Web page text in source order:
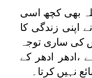
بھی کچھ اسی
زندگی کا
کی ساری توجہ
،ادھر ادھر کے
نہیں کرتا۔